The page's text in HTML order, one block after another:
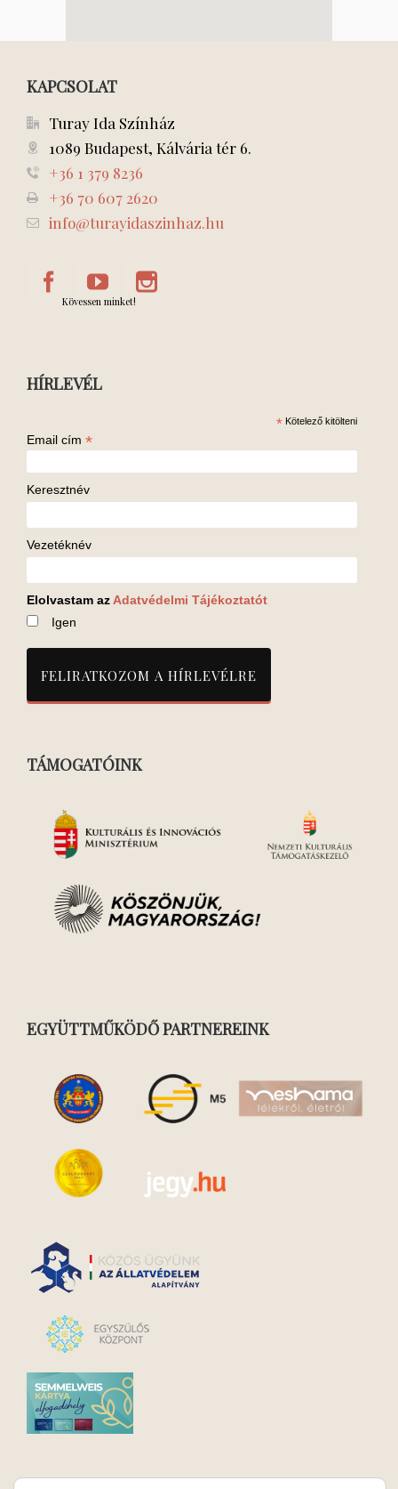
KAPCSOLAT
Turay Ida Színház
1089 Budapest, Kálvária tér 6.
+36 1 379 8236
+36 70 607 2620
info@turayidaszinhaz.hu
Kövessen minket!
HÍRLEVÉL
* Kötelező kitölteni
Email cím *
Keresztnév
Vezetéknév
Elolvastam az Adatvédelmi Tájékoztatót
Igen
TÁMOGATÓINK
EGYÜTTMŰKÖDŐ PARTNEREINK